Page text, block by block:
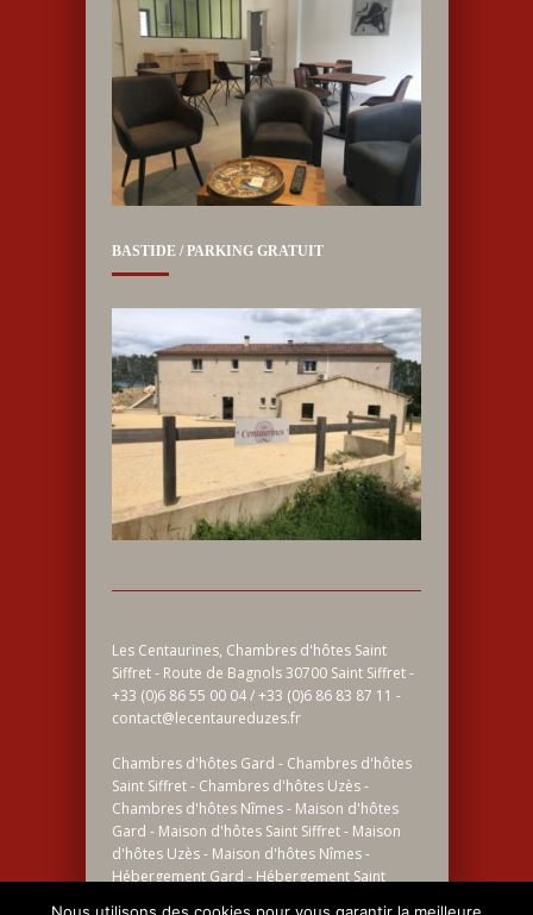
BASTIDE / PARKING GRATUIT
Les Centaurines, Chambres d'hôtes Saint
Siffret - Route de Bagnols 30700 Saint Siffret -
+33 (0)6 86 55 00 04 / +33 (0)6 86 83 87 11 -
contact@lecentaureduzes.fr
Chambres d'hôtes Gard - Chambres d'hôtes
Saint Siffret - Chambres d'hôtes Uzès -
Chambres d'hôtes Nîmes - Maison d'hôtes
Gard - Maison d'hôtes Saint Siffret - Maison
d'hôtes Uzès - Maison d'hôtes Nîmes -
Hébergement Gard - Hébergement Saint